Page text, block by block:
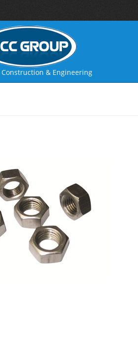
Construction & Engineering